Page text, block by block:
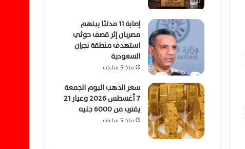
إصابة 11 مدنيًا بينهم
مصريان إثر قصف حوثي
استهدف منطقة نجران
السعودية
منذ 9 ساعات
سعر الذهب اليوم الجمعة
7 أغسطس 2026 وعيار 21
يقترب من 6000 جنيه
منذ 9 ساعات